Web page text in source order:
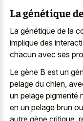
La génétique
La génétique de la
implique des
chacun avec ses
Le gène B est un
pelage du chien,
un pelage pigmenté
en un pelage brun